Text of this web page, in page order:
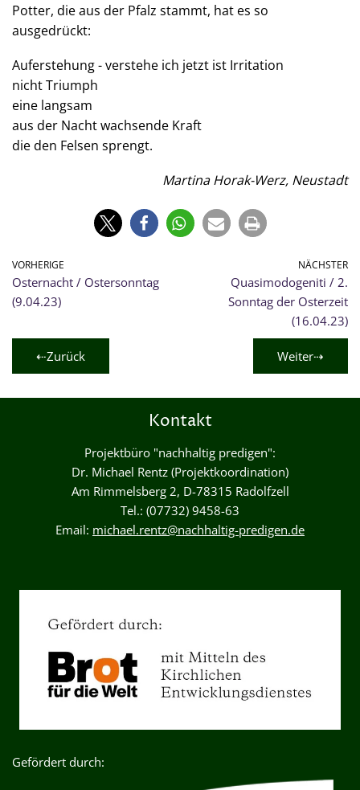
Potter, die aus der Pfalz stammt, hat es so
ausgedrückt:
Auferstehung - verstehe ich jetzt ist Irritation
nicht Triumph
eine langsam
aus der Nacht wachsende Kraft
die den Felsen sprengt.
Martina Horak-Werz, Neustadt
VORHERIGE
Osternacht / Ostersonntag
(9.04.23)
NÄCHSTER
Quasimodogeniti / 2.
Sonntag der Osterzeit
(16.04.23)
⇠Zurück Weiter⇢
Kontakt
Projektbüro "nachhaltig predigen":
Dr. Michael Rentz (Projektkoordination)
Am Rimmelsberg 2, D-78315 Radolfzell
Tel.: (07732) 9458-63
Email: michael.rentz@nachhaltig-predigen.de
Gefördert durch: